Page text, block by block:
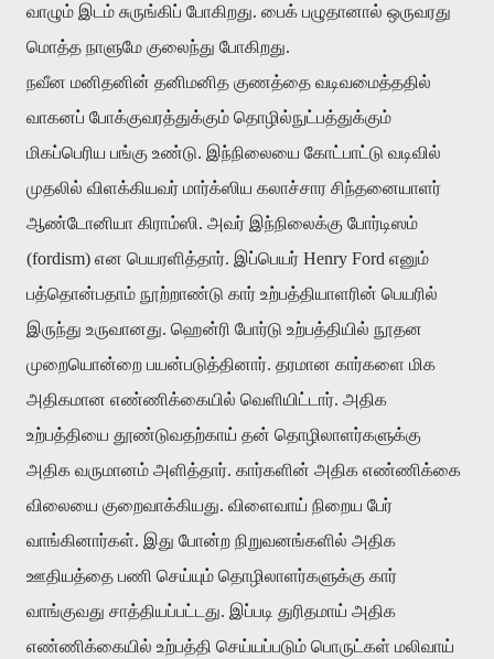
வாழும் இடம் சுருங்கிப் போகிறது. பைக் பழுதானால் ஒருவரது
மொத்த நாளுமே குலைந்து போகிறது.
நவீன மனிதனின் தனிமனித குணத்தை வடிவமைத்ததில்
வாகனப் போக்குவரத்துக்கும் தொழில்நுட்பத்துக்கும்
மிகப்பெரிய பங்கு உண்டு. இந்நிலையை கோட்பாட்டு வடிவில்
முதலில் விளக்கியவர் மார்க்ஸிய கலாச்சார சிந்தனையாளர்
ஆண்டோனியா கிராம்ஸி. அவர் இந்நிலைக்கு போர்டிஸம்
(fordism) என பெயரளித்தார். இப்பெயர் Henry Ford எனும்
பத்தொன்பதாம் நூற்றாண்டு கார் உற்பத்தியாளரின் பெயரில்
இருந்து உருவானது. ஹென்ரி போர்டு உற்பத்தியில் நூதன
முறையொன்றை பயன்படுத்தினார். தரமான கார்களை மிக
அதிகமான எண்ணிக்கையில் வெளியிட்டார். அதிக
உற்பத்தியை தூண்டுவதற்காய் தன் தொழிலாளர்களுக்கு
அதிக வருமானம் அளித்தார். கார்களின் அதிக எண்ணிக்கை
விலையை குறைவாக்கியது. விளைவாய் நிறைய பேர்
வாங்கினார்கள். இது போன்ற நிறுவனங்களில் அதிக
ஊதியத்தை பணி செய்யும் தொழிலாளர்களுக்கு கார்
வாங்குவது சாத்தியப்பட்டது. இப்படி துரிதமாய் அதிக
எண்ணிக்கையில் உற்பத்தி செய்யப்படும் பொருட்கள் மலிவாய்